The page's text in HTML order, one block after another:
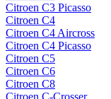
Citroen C3 Picasso
Citroen C4
Citroen C4 Aircross
Citroen C4 Picasso
Citroen C5
Citroen C6
Citroen C8
Citroen C-Crosser